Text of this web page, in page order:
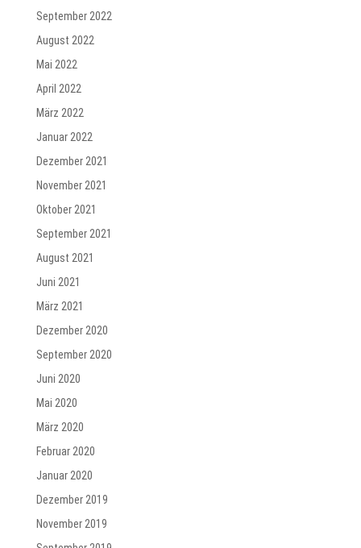
September 2022
August 2022
Mai 2022
April 2022
März 2022
Januar 2022
Dezember 2021
November 2021
Oktober 2021
September 2021
August 2021
Juni 2021
März 2021
Dezember 2020
September 2020
Juni 2020
Mai 2020
März 2020
Februar 2020
Januar 2020
Dezember 2019
November 2019